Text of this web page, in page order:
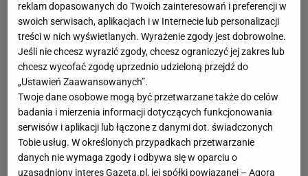
szło nam szybko i sprawnie. Nie oznacza to jednak, że
akcesoria kuchenne nie mogą być również funkcjonalne,
a nawet designerskie. Wręcz przeciwnie - w sklepach
znaleźć można coraz więcej akcesoriów kuchennych w
ciekawych, czasem także zabawnych kształtach.
W portalu Cztery Kąty, wśród wielu inspiracji, znajdziecie
także pomysły na ciekawe akcesoria kuchenne, które nie
tylko przydadzą wam się podczas pracy w kuchni, ale
także będą po prostu cieszyć wasze oczy.
reklam dopasowanych do Twoich zainteresowań i preferencji w
swoich serwisach, aplikacjach i w Internecie lub personalizacji
treści w nich wyświetlanych. Wyrażenie zgody jest dobrowolne.
Jeśli nie chcesz wyrazić zgody, chcesz ograniczyć jej zakres lub
chcesz wycofać zgodę uprzednio udzieloną przejdź do
„Ustawień Zaawansowanych”.
Twoje dane osobowe mogą być przetwarzane także do celów
badania i mierzenia informacji dotyczących funkcjonowania
serwisów i aplikacji lub łączone z danymi dot. świadczonych
Tobie usług. W określonych przypadkach przetwarzanie
danych nie wymaga zgody i odbywa się w oparciu o
uzasadniony interes Gazeta.pl, jej spółki powiązanej – Agora